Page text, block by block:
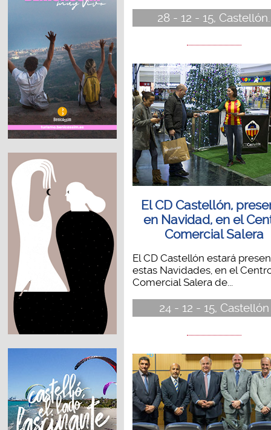
28 - 12 - 15, Castellón.
El CD Castellón,
en Navidad, en el
Comercial Salera
El CD Castellón estará
estas Navidades, en el
Comercial Salera de...
24 - 12 - 15, Castellón